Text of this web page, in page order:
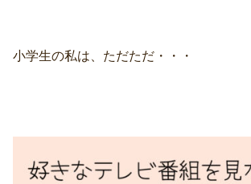
小学生の私は、ただただ・・・